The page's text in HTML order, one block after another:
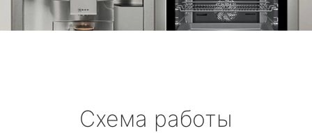
Схема работы